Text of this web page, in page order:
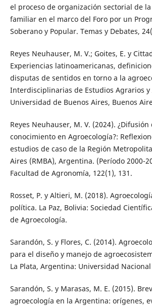
el proceso de organización sectorial de
familiar en el marco del Foro por un
Soberano y Popular. Temas y Debates,
Reyes Neuhauser, M. V.; Goites, E. y
Experiencias latinoamericanas,
disputas de sentidos en torno a la
Interdisciplinarias de Estudios Agrarios
Universidad de Buenos Aires, Buenos
Reyes Neuhauser, M. V. (2024).
conocimiento en Agroecología?:
estudios de caso de la Región
Aires (RMBA), Argentina. (Período 2000-
Facultad de Agronomía, 122(1), 131.
Rosset, P. y Altieri, M. (2018).
política. La Paz, Bolivia: Sociedad
de Agroecología.
Sarandón, S. y Flores, C. (2014).
para el diseño y manejo de
La Plata, Argentina: Universidad Nacional
Sarandón, S. y Marasas, M. E. (2015).
agroecología en la Argentina: orígenes,